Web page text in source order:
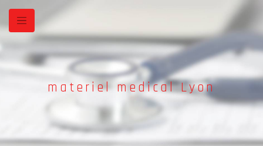
Panneau de gestion des cookies
materiel medical Lyon